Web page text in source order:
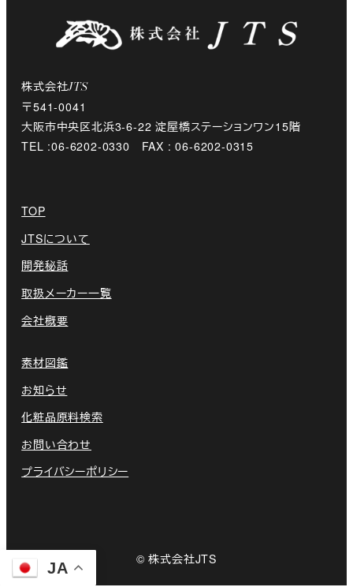
株式会社JTS
〒541-0041
大阪市中央区北浜3-6-22 淀屋橋ステーションワン15階
TEL :06-6202-0330 FAX : 06-6202-0315
TOP
JTSについて
開発秘話
取扱メーカー一覧
会社概要
素材図鑑
お知らせ
化粧品原料検索
お問い合わせ
プライバシーポリシー
©️ 株式会社JTS
JA